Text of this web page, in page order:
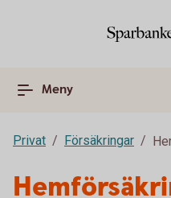
Meny
Privat Försäkringar